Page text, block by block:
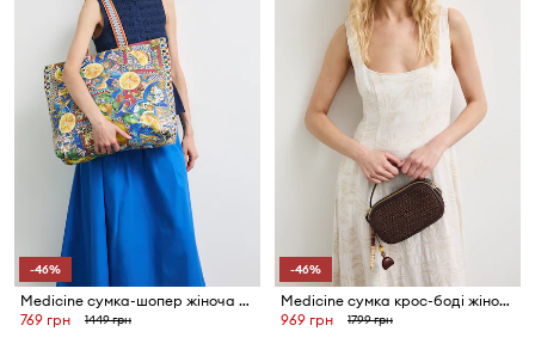
-46%
Medicine сумка-шопер жіноча бавовняна
769 грн
1449 грн
-46%
Medicine сумка крос-боді жіноча плетена
969 грн
1799 грн